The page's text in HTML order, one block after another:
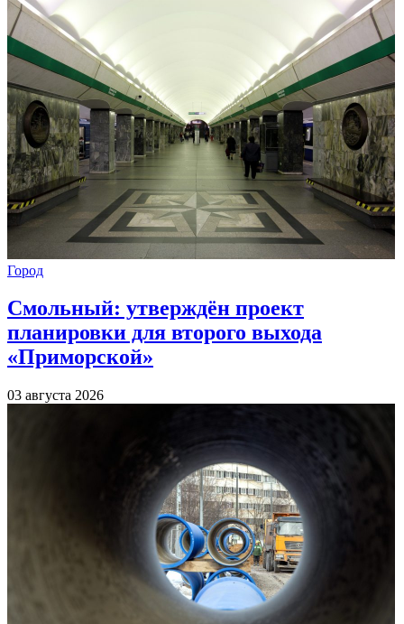
Город
Смольный: утверждён проект
планировки для второго выхода
«Приморской»
03 августа 2026